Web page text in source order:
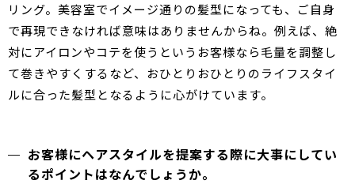
リング。美容室でイメージ通りの髪型になっても、ご自身
で再現できなければ意味はありませんからね。例えば、絶
対にアイロンやコテを使うというお客様なら毛量を調整し
て巻きやすくするなど、おひとりおひとりのライフスタイ
ルに合った髪型となるように心がけています。
お客様にヘアスタイルを提案する際に大事にしてい
るポイントはなんでしょうか。